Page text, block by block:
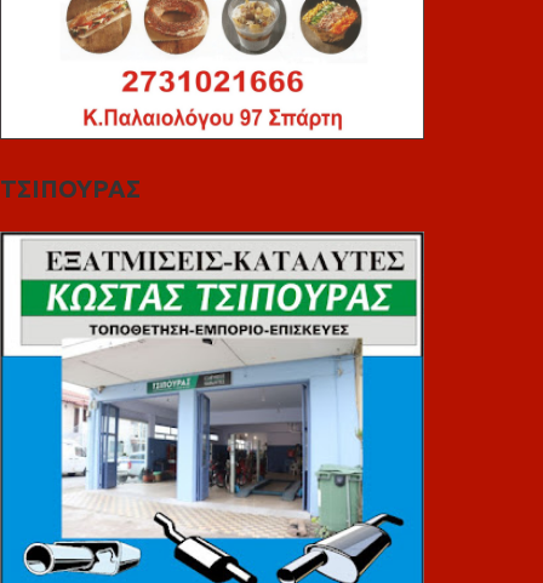
ΤΣΙΠΟΥΡΑΣ